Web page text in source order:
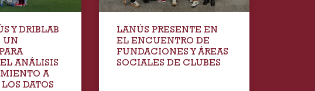
Y DRIBLAB
UN
ANÁLISIS
A
DATOS
LANÚS PRESENTE EN
EL ENCUENTRO DE
FUNDACIONES Y ÁREAS
SOCIALES DE CLUBES